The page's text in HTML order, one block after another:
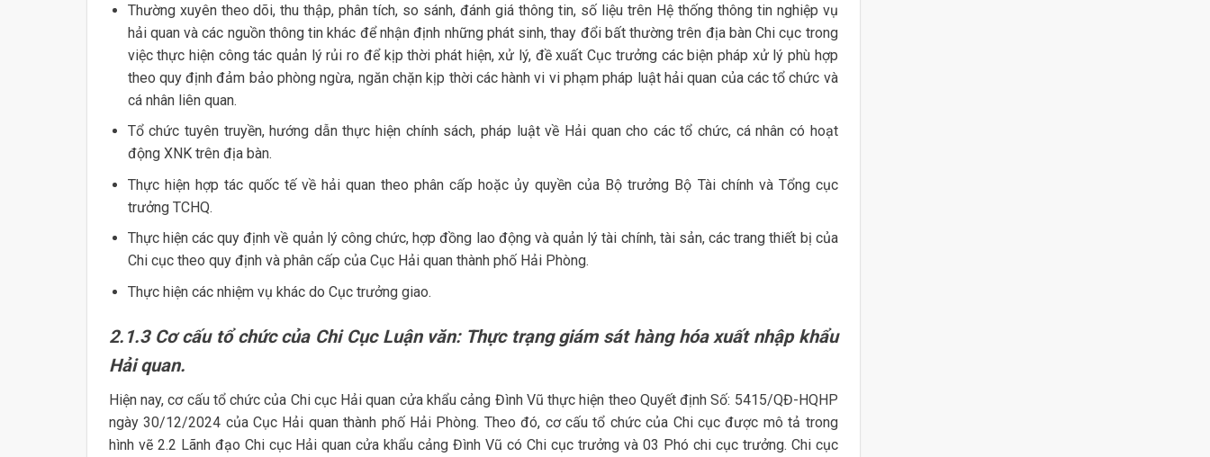
Thường xuyên theo dõi, thu thập, phân tích, so sánh, đánh giá thông tin, số liệu trên Hệ thống thông tin nghiệp vụ
hải quan và các nguồn thông tin khác để nhận định những phát sinh, thay đổi bất thường trên địa bàn Chi cục trong
việc thực hiện công tác quản lý rủi ro để kịp thời phát hiện, xử lý, đề xuất Cục trưởng các biện pháp xử lý phù hợp
theo quy định đảm bảo phòng ngừa, ngăn chặn kịp thời các hành vi vi phạm pháp luật hải quan của các tổ chức và
cá nhân liên quan.
Tổ chức tuyên truyền, hướng dẫn thực hiện chính sách, pháp luật về Hải quan cho các tổ chức, cá nhân có hoạt
động XNK trên địa bàn.
Thực hiện hợp tác quốc tế về hải quan theo phân cấp hoặc ủy quyền của Bộ trưởng Bộ Tài chính và Tổng cục
trưởng TCHQ.
Thực hiện các quy định về quản lý công chức, hợp đồng lao động và quản lý tài chính, tài sản, các trang thiết bị của
Chi cục theo quy định và phân cấp của Cục Hải quan thành phố Hải Phòng.
Thực hiện các nhiệm vụ khác do Cục trưởng giao.
2.1.3 Cơ cấu tổ chức của Chi Cục Luận văn: Thực trạng giám sát hàng hóa xuất nhập khẩu
Hải quan.
Hiện nay, cơ cấu tổ chức của Chi cục Hải quan cửa khẩu cảng Đình Vũ thực hiện theo Quyết định Số: 5415/QĐ-HQHP
ngày 30/12/2024 của Cục Hải quan thành phố Hải Phòng. Theo đó, cơ cấu tổ chức của Chi cục được mô tả trong
hình vẽ 2.2 Lãnh đạo Chi cục Hải quan cửa khẩu cảng Đình Vũ có Chi cục trưởng và 03 Phó chi cục trưởng. Chi cục